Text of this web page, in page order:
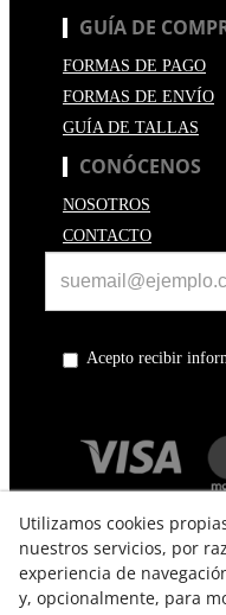
GUÍA DE
FORMAS DE PAGO
FORMAS DE ENVÍO
GUÍA DE TALLAS
CONÓCENOS
NOSOTROS
CONTACTO
Acepto recibir
Utilizamos cookies
nuestros servicios, por
experiencia de
y, opcionalmente, para